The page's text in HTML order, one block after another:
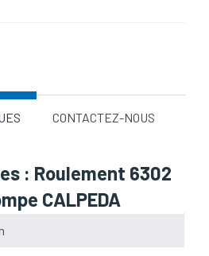
CONTACTEZ-NOUS
: Roulement 6302
CALPEDA